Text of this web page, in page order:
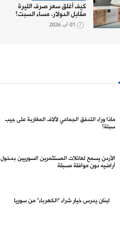
كيف أغلق سعر صرف الليرة
مقابل الدولار، مساء السبت؟
01 آب 2026
ماذا وراء التدفق الجماعي لآلاف المغاربة على جيب
سبتة؟
الأردن يسمح لعائلات المستثمرين السوريين بدخول
أراضيه دون موافقة مسبقة
لبنان يدرس خيار شراء "الكهرباء" من سوريا